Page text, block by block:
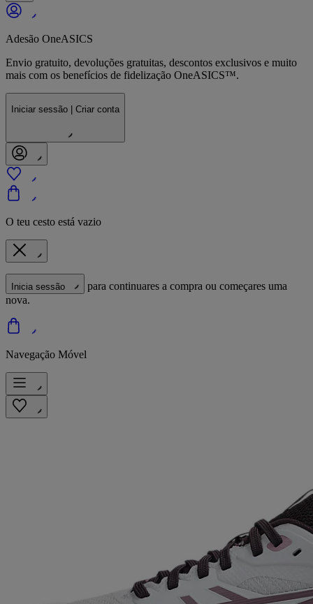
Adesão OneASICS
Envio gratuito, devoluções gratuitas, descontos exclusivos e muito
mais com os benefícios de fidelização OneASICS™.
Iniciar sessão | Criar conta
O teu cesto está vazio
Inicia sessão
para continuares a compra ou começares uma
nova.
Navegação Móvel